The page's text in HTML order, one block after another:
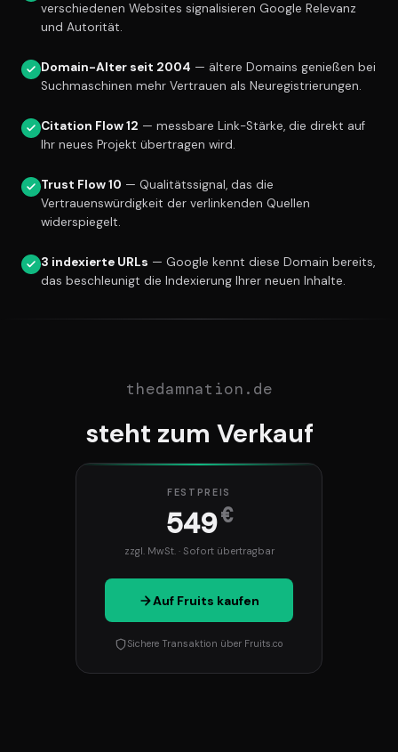
verschiedenen Websites signalisieren Google Relevanz
und Autorität.
Domain-Alter seit 2004 — ältere Domains genießen bei
Suchmaschinen mehr Vertrauen als Neuregistrierungen.
Citation Flow 12 — messbare Link-Stärke, die direkt auf
Ihr neues Projekt übertragen wird.
Trust Flow 10 — Qualitätssignal, das die
Vertrauenswürdigkeit der verlinkenden Quellen
widerspiegelt.
3 indexierte URLs — Google kennt diese Domain bereits,
das beschleunigt die Indexierung Ihrer neuen Inhalte.
thedamnation.de
steht zum Verkauf
FESTPREIS
549€
zzgl. MwSt. · Sofort übertragbar
Auf Fruits kaufen
Sichere Transaktion über Fruits.co